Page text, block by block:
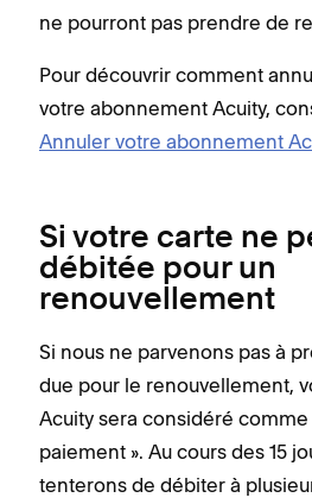
ne pourront pas prendre de
Pour découvrir comment
votre abonnement Acuity,
Annuler votre abonnement
Si votre carte ne
débitée pour un
renouvellement
Si nous ne parvenons pas à
due pour le renouvellement,
Acuity sera considéré comme
paiement ». Au cours des 15
tenterons de débiter à